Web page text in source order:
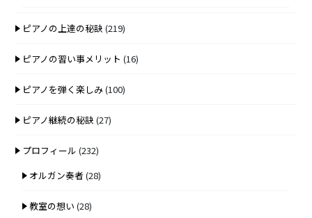
ピアノの上達の秘訣 (219)
ピアノの習い事メリット (16)
ピアノを弾く楽しみ(100)
ピアノ継続の秘訣 (27)
プロフィール (232)
オルガン奏者 (28)
教室の想い (28)